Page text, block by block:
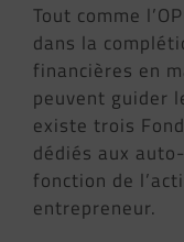
Tout comme
dans la
financières en
peuvent guider
existe trois
dédiés aux
fonction de
entrepreneur.